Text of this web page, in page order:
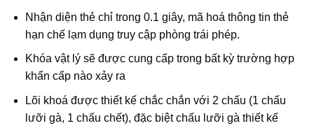
Nhận diện thẻ chỉ trong 0.1 giây, mã hoá thông tin thẻ
hạn chế lạm dụng truy cập phòng trái phép.
Khóa vật lý sẽ được cung cấp trong bất kỳ trường hợp
khẩn cấp nào xảy ra
Lõi khoá được thiết kế chắc chắn với 2 chấu (1 chấu
lưỡi gà, 1 chấu chết), đặc biệt chấu lưỡi gà thiết kế